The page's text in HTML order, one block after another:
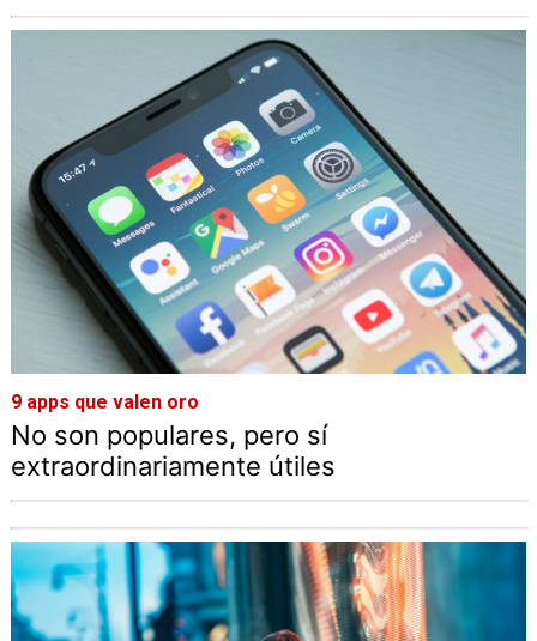
9 apps que valen oro
No son populares, pero sí
extraordinariamente útiles